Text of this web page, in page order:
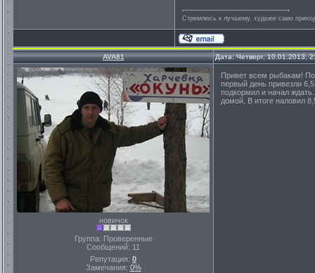
Стремлюсь к лучшему, худшее само
AVA81 Дата: Четверг, 10.01.2013,
новичок
Группа: Проверенные
Сообщений: 11
Репутация: 0
Замечания: 0%
Привет всем рыбакам!
первый день привезли
подкормил и начал
домой, В итоге наловил